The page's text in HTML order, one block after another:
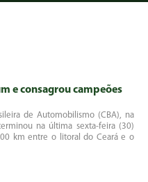
e consagrou campeões
de Automobilismo (CBA), na
na última sexta-feira (30)
km entre o litoral do Ceará e o